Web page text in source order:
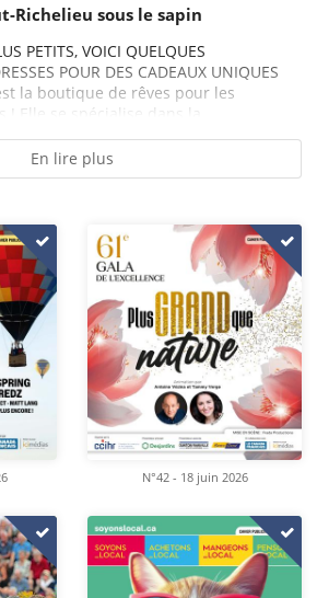
Richelieu sous le sapin
PETITS, VOICI QUELQUES
POUR DES CADEAUX UNIQUES
la boutique de rêves pour les
! Elle se spécialise dans la...
En lire plus
N°42 - 18 juin 2026